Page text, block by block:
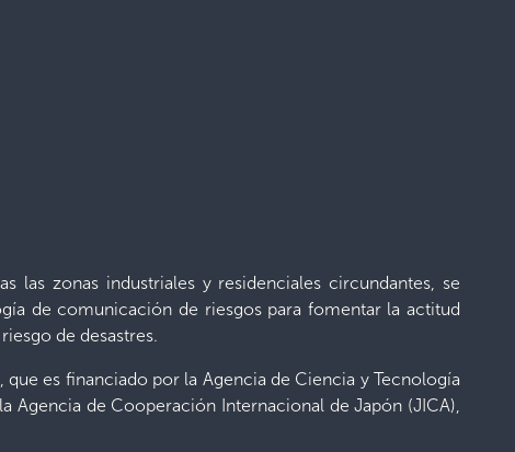
las zonas industriales y residenciales circundantes, se
de comunicación de riesgos para fomentar la actitud
de desastres.
es financiado por la Agencia de Ciencia y Tecnología
de Cooperación Internacional de Japón (JICA),